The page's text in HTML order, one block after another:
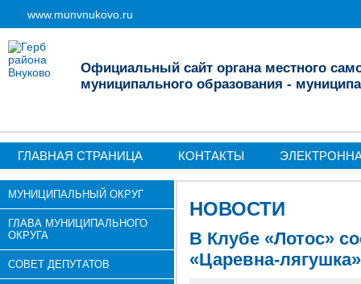
www.munvnukovo.ru
Официальный сайт органа местного
муниципального образования -
ГЛАВНАЯ СТРАНИЦА КОНТАКТЫ
МУНИЦИПАЛЬНЫЙ ОКРУГ
ГЛАВА МУНИЦИПАЛЬНОГО
ОКРУГА
СОВЕТ ДЕПУТАТОВ
НОВОСТИ
В Клубе «Лотос»
«Царевна-лягушка»